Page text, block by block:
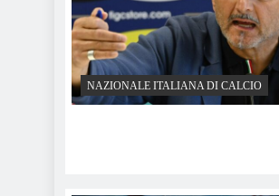
NAZIONALE ITALIANA DI CALCIO